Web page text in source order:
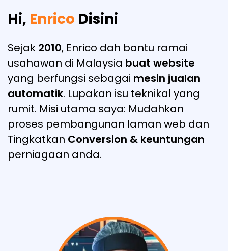
Hi, Enrico Disini
Sejak 2010, Enrico dah bantu ramai
usahawan di Malaysia buat website
yang berfungsi sebagai mesin jualan
automatik. Lupakan isu teknikal yang
rumit. Misi utama saya: Mudahkan
proses pembangunan laman web dan
Tingkatkan Conversion & keuntungan
perniagaan anda.